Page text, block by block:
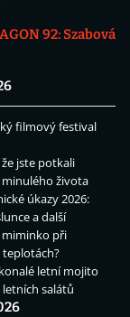
92: Szabová
filmový festival
jste potkali
života
úkazy 2026:
a další
miminko při
letní mojito
salátů